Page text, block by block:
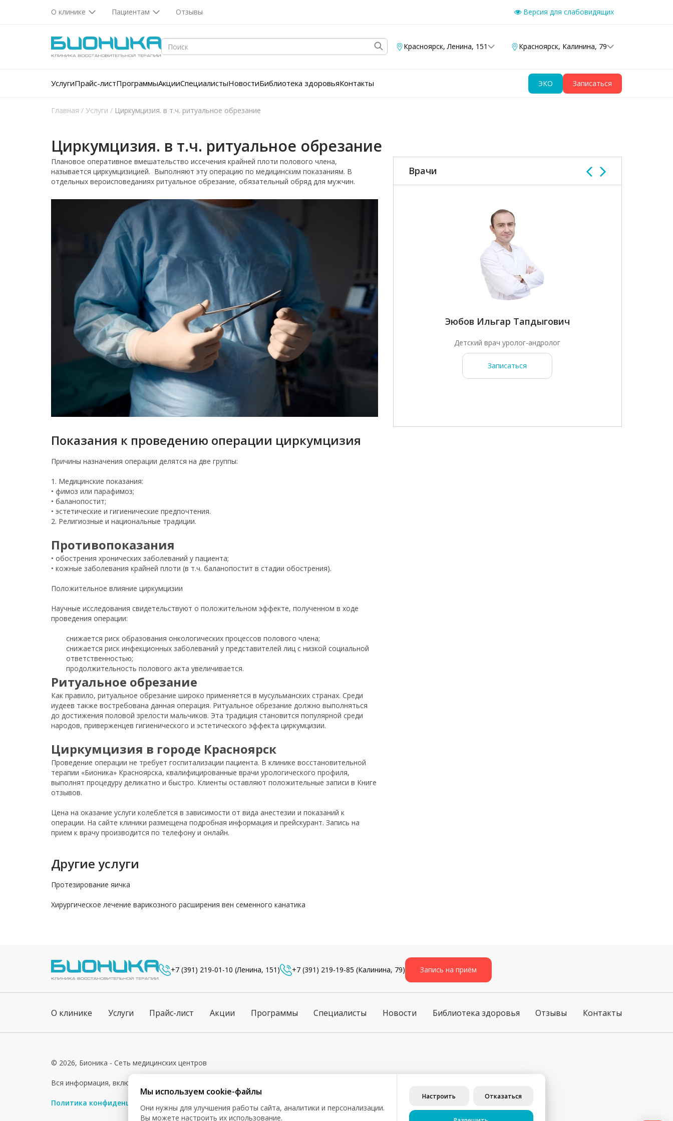
О клинике Пациентам Отзывы Версия для слабовидящих
Красноярск, Ленина, 151 Красноярск, Калинина, 79
УслугиПрайс-листПрограммыАкцииСпециалистыНовостиБиблиотека здоровьяКонтакты ЭКО Записаться
Главная / Услуги / Циркумцизия. в т.ч. ритуальное обрезание
Циркумцизия. в т.ч. ритуальное обрезание
Плановое оперативное вмешательство иссечения крайней плоти полового члена,
называется циркумцизицией. Выполняют эту операцию по медицинским показаниям. В
отдельных вероисповеданиях ритуальное обрезание, обязательный обряд для мужчин.
Показания к проведению операции циркумцизия
Причины назначения операции делятся на две группы:
1. Медицинские показания:
• фимоз или парафимоз;
• баланопостит;
• эстетические и гигиенические предпочтения.
2. Религиозные и национальные традиции.
Противопоказания
• обострения хронических заболеваний у пациента;
• кожные заболевания крайней плоти (в т.ч. баланопостит в стадии обострения).
Положительное влияние циркумцизии
Научные исследования свидетельствуют о положительном эффекте, полученном в ходе
проведения операции:
снижается риск образования онкологических процессов полового члена;
снижается риск инфекционных заболеваний у представителей лиц с низкой социальной
ответственностью;
продолжительность полового акта увеличивается.
Ритуальное обрезание
Как правило, ритуальное обрезание широко применяется в мусульманских странах. Среди
иудеев также востребована данная операция. Ритуальное обрезание должно выполняться
до достижения половой зрелости мальчиков. Эта традиция становится популярной среди
народов, приверженцев гигиенического и эстетического эффекта циркумцизии.
Циркумцизия в городе Красноярск
Проведение операции не требует госпитализации пациента. В клинике восстановительной
терапии «Бионика» Красноярска, квалифицированные врачи урологического профиля,
выполнят процедуру деликатно и быстро. Клиенты оставляют положительные записи в Книге
отзывов.
Цена на оказание услуги колеблется в зависимости от вида анестезии и показаний к
операции. На сайте клиники размещена подробная информация и прейскурант. Запись на
прием к врачу производится по телефону и онлайн.
Врачи
Эюбов Ильгар Тапдыгович
Детский врач уролог-андролог
Записаться
Другие услуги
Протезирование яичка
Хирургическое лечение варикозного расширения вен семенного канатика
+7 (391) 219-01-10 (Ленина, 151) +7 (391) 219-19-85 (Калинина, 79) Запись на приём
О клинике Услуги Прайс-лист Акции Программы Специалисты Новости Библиотека здоровья Отзывы Контакты
© 2026, Бионика - Сеть медицинских центров
Вся информация, включая цены, представлена для ознакомления и не является публичной офертой (ст. 435 ГК РФ, ст. 437 ГК РФ)
Политика конфиденциальности Согласие на обработку персональных данных
Мы используем cookie-файлы
Они нужны для улучшения работы сайта, аналитики и персонализации.
Вы можете настроить их использование.
Настроить Отказаться